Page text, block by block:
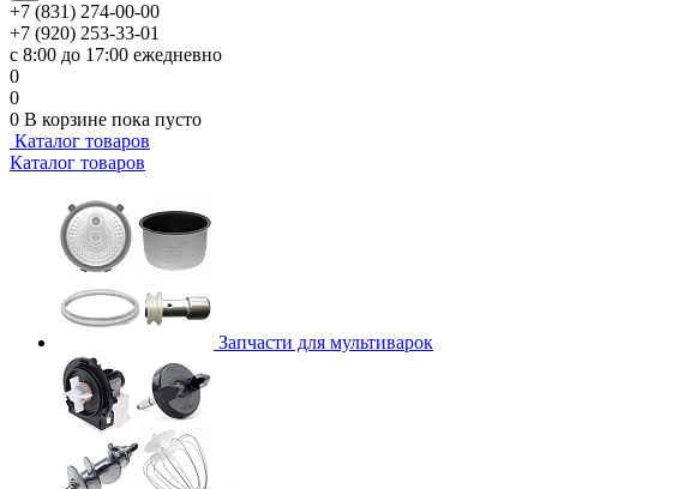
+7 (831) 274-00-00
+7 (920) 253-33-01
с 8:00 до 17:00 ежедневно
0
0
0 В корзине пока пусто
Каталог товаров
Каталог товаров
Запчасти для мультиварок